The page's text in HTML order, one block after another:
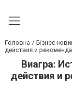
Головна Бізнес
действия и
Виагра:
действия и